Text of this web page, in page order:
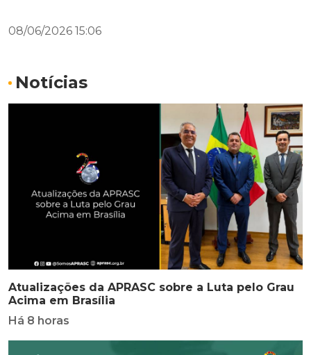
08/06/2026 15:06
Notícias
Atualizações da APRASC sobre a Luta pelo Grau
Acima em Brasília
Há 8 horas